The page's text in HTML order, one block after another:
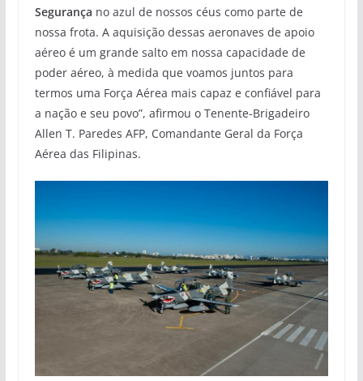
Segurança no azul de nossos céus como parte de
nossa frota. A aquisição dessas aeronaves de apoio
aéreo é um grande salto em nossa capacidade de
poder aéreo, à medida que voamos juntos para
termos uma Força Aérea mais capaz e confiável para
a nação e seu povo”, afirmou o Tenente-Brigadeiro
Allen T. Paredes AFP, Comandante Geral da Força
Aérea das Filipinas.